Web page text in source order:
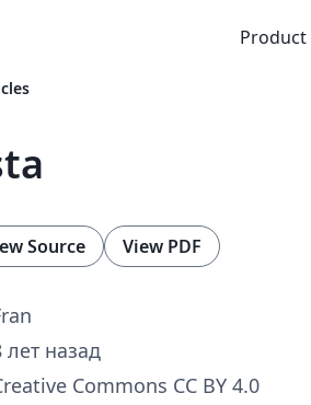
Product
Source View PDF
лет назад
Commons CC BY 4.0